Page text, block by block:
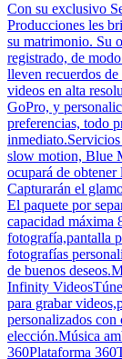
Con su exclusivo
Producciones les
su matrimonio. Su
registrado, de
lleven recuerdos
videos en alta
GoPro, y
preferencias, todo
slow motion, Blue
ocupará de
Capturarán el
El paquete por
capacidad máxima
fotografía,pantalla
fotografías
de buenos
Infinity
para grabar
personalizados con
elección.Música
360Plataforma